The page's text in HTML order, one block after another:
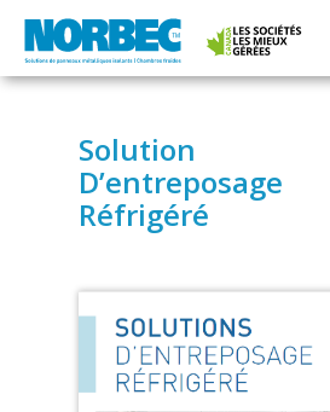
Solution
D’entreposage
Réfrigéré